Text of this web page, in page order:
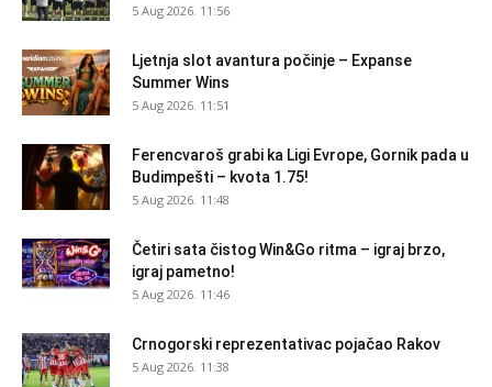
5 Aug 2026. 11:56
Ljetnja slot avantura počinje – Expanse
Summer Wins
5 Aug 2026. 11:51
Ferencvaroš grabi ka Ligi Evrope, Gornik pada u
Budimpešti – kvota 1.75!
5 Aug 2026. 11:48
Četiri sata čistog Win&Go ritma – igraj brzo,
igraj pametno!
5 Aug 2026. 11:46
Crnogorski reprezentativac pojačao Rakov
5 Aug 2026. 11:38